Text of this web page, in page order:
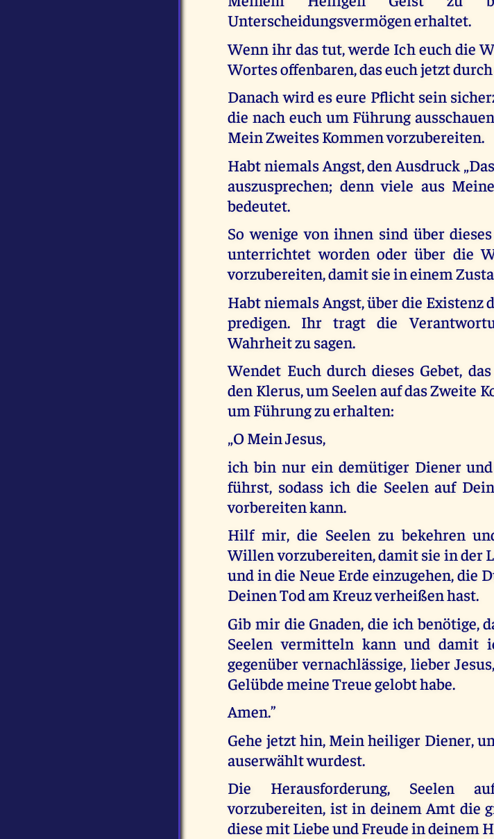
Unterscheidungsvermögen erhaltet.
Wenn ihr das tut, werde Ich euch die
Wortes offenbaren, das euch jetzt
Danach wird es eure Pflicht sein
die nach euch um Führung
Mein Zweites Kommen vorzubereiten.
Habt niemals Angst, den Ausdruck
auszusprechen; denn viele aus
bedeutet.
So wenige von ihnen sind über
unterrichtet worden oder über die
vorzubereiten, damit sie in einem
Habt niemals Angst, über die Existenz
predigen. Ihr tragt die
Wahrheit zu sagen.
Wendet Euch durch dieses Gebet,
den Klerus, um Seelen auf das Zweite
um Führung zu erhalten:
„O Mein Jesus,
ich bin nur ein demütiger Diener
führst, sodass ich die Seelen auf
vorbereiten kann.
Hilf mir, die Seelen zu bekehren
Willen vorzubereiten, damit sie in der
und in die Neue Erde einzugehen, die
Deinen Tod am Kreuz verheißen hast.
Gib mir die Gnaden, die ich benötige,
Seelen vermitteln kann und damit
gegenüber vernachlässige, lieber
Gelübde meine Treue gelobt habe.
Amen.”
Gehe jetzt hin, Mein heiliger Diener,
auserwählt wurdest.
Die Herausforderung, Seelen
vorzubereiten, ist in deinem Amt die
diese mit Liebe und Freude in deinem